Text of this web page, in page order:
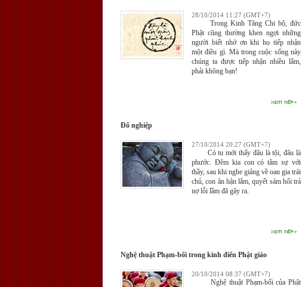
28/10/2014 11:27 (GMT+7)
Trong Kinh Tăng Chi bộ, đức
Phật cũng thường khen ngợi những
người biết nhớ ơn khi họ tiếp nhận
một điều gì. Mà trong cuộc sống này
chúng ta được tiếp nhận nhiều lắm,
phải không bạn!
Đổ nghiệp
27/10/2014 20:27 (GMT+7)
Có tu mới thấy đâu là tội, đâu là
phước. Đêm kia con có tâm sự với
thầy, sau khi nghe giảng về oan gia trái
chủ, con ân hận lắm, quyết sám hối trả
nợ lỗi lầm đã gây ra.
Nghệ thuật Phạm-bối trong kinh điển Phật giáo
20/10/2014 08:37 (GMT+7)
Nghệ thuật Phạm-bối của Phật